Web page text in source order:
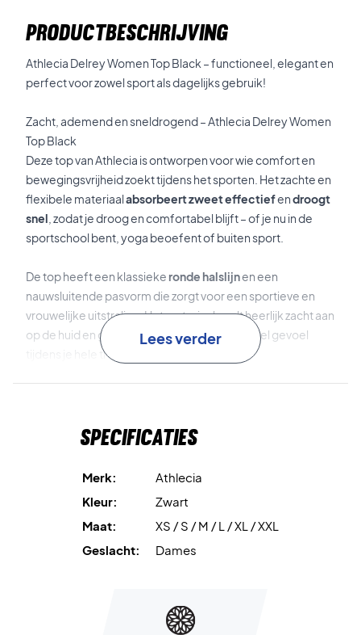
PRODUCTBESCHRIJVING
Athlecia Delrey Women Top Black – functioneel, elegant en
perfect voor zowel sport als dagelijks gebruik!
Zacht, ademend en sneldrogend – Athlecia Delrey Women
Top Black
Deze top van Athlecia is ontworpen voor wie comfort en
bewegingsvrijheid zoekt tijdens het sporten. Het zachte en
flexibele materiaalabsorbeert zweet effectiefendroogt
snel , zodat je droog en comfortabel blijft – of je nu in de
sportschool bent, yoga beoefent of buiten sport.
De top heeft een klassieke ronde halslijnen een
nauwsluitende pasvorm die zorgt voor een sportieve en
vrouwelijke uitstraling. Het materiaal voelt heerlijk zacht aan
op de huid en geeft je een licht en comfortabel gevoel
tijdens je hele training.
sportoutfit of voor casual dagelijks gebruik.
Train comfortabel en stijlvol – koop jouw Athlecia Delrey Top
Kleur: Zwart.
Materiaal: 85% polyamide, 15% elastaan.
Lees verder
Specificaties
Merk:
Athlecia
Kleur:
Zwart
Maat:
XS / S / M / L / XL / XXL
Geslacht:
Dames